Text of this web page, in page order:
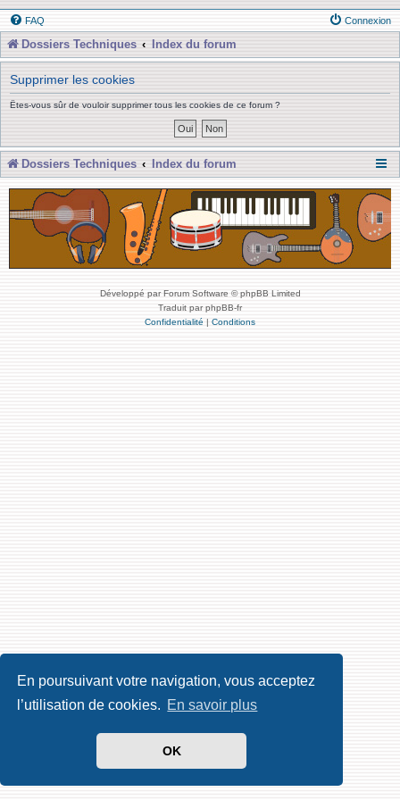
En poursuivant votre navigation, vous acceptez
l’utilisation de cookies. En savoir plus
OK
FAQ Connexion
Dossiers Techniques Index du forum
Supprimer les cookies
Êtes-vous sûr de vouloir supprimer tous les cookies de ce forum ?
Dossiers Techniques Index du forum
Développé par Forum Software © phpBB Limited
Traduit par phpBB-fr
Confidentialité | Conditions